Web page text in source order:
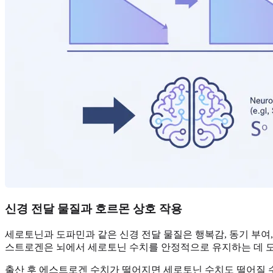
신경 전달 물질과 호르몬 상호 작용
세로토닌과 도파민과 같은 신경 전달 물질은 행복감, 동기 부
스트로겐은 뇌에서 세로토닌 수치를 안정적으로 유지하는 데
출산 후 에스트로겐 수치가 떨어지면 세로토닌 수치도 떨어